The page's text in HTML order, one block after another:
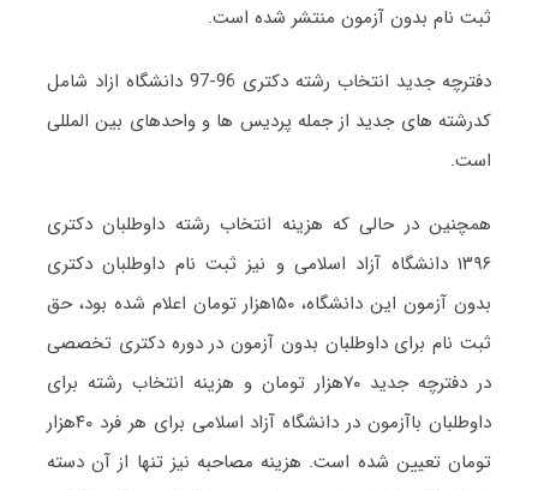
ثبت نام بدون آزمون منتشر شده است.
دفترچه جدید انتخاب رشته دکتری 96-97 دانشگاه ازاد شامل
کدرشته های جدید از جمله پردیس ها و واحدهای بین المللی
است.
همچنین در حالی که هزینه انتخاب رشته داوطلبان دکتری
۱۳۹۶ دانشگاه آزاد اسلامی و نیز ثبت نام داوطلبان دکتری
بدون آزمون این دانشگاه، ۱۵۰هزار تومان اعلام شده بود، حق
ثبت نام برای داوطلبان بدون آزمون در دوره دکتری تخصصی
در دفترچه جدید ۷۰هزار تومان و هزینه انتخاب رشته برای
داوطلبان باآزمون در دانشگاه آزاد اسلامی برای هر فرد ۴۰هزار
تومان تعیین شده است. هزینه مصاحبه نیز تنها از آن دسته